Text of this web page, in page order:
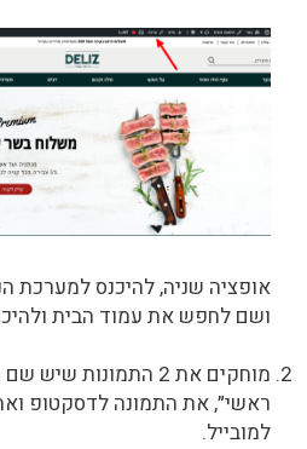
אופציה שניה, להיכנס למערכת
ושם לחפש את עמוד הבית
מוחקים את 2 התמונות
ראשי״, את התמונה לדסקטופ
למובייל.